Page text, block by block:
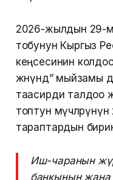
2026-жылдын 29-
тобунун Кыргыз
кеңсесинин
жөнүндө” мыйзамы
таасирди талдоо
топтун
тараптардын
Иш-чаранын
банкынын